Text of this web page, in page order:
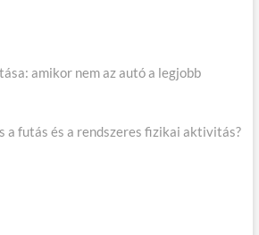
amikor nem az autó a legjobb
a futás és a rendszeres fizikai aktivitás?